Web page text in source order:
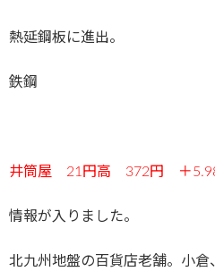
熱延鋼板に進出。
鉄鋼
井筒屋 21円高 372円 ＋
情報が入りました。
北九州地盤の百貨店老舗。小倉